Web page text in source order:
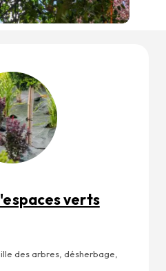
verts
des arbres, désherbage,